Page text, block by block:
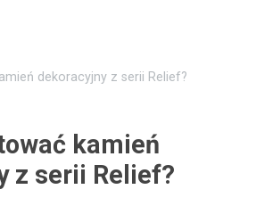
dekoracyjny z serii Relief?
kamień
z serii Relief?